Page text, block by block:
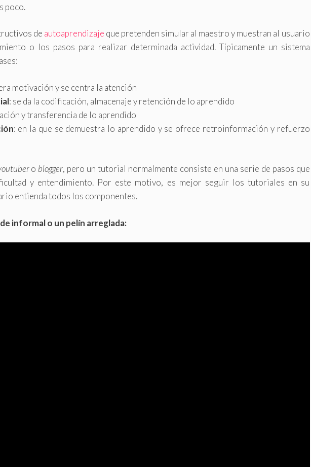
poco.
de autoaprendizaje que pretenden simular al maestro y muestran al usuario
o los pasos para realizar determinada actividad. Típicamente un sistema
motivación y se centra la atención
: se da la codificación, almacenaje y retención de lo aprendido
y transferencia de lo aprendido
: en la que se demuestra lo aprendido y se ofrece retroinformación y refuerzo
o blogger, pero un tutorial normalmente consiste en una serie de pasos que
y entendimiento. Por este motivo, es mejor seguir los tutoriales en su
entienda todos los componentes.
informal o un pelín arreglada: